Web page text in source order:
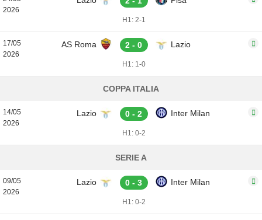
2026
H1: 2-1
17/05
2026
AS Roma 2 - 0 Lazio
H1: 1-0
COPPA ITALIA
14/05
2026
Lazio 0 - 2 Inter Milan
H1: 0-2
SERIE A
09/05
2026
Lazio 0 - 3 Inter Milan
H1: 0-2